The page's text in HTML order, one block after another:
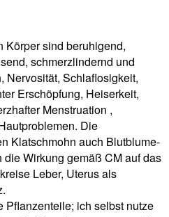
Körper sind beruhigend,
schmerzlindernd und
Nervosität, Schlaflosigkeit,
Erschöpfung, Heiserkeit,
Menstruation ,
Die
Klatschmohn auch Blutblume-
Wirkung gemäß CM auf das
Leber, Uterus als
Pflanzenteile; ich selbst nutze